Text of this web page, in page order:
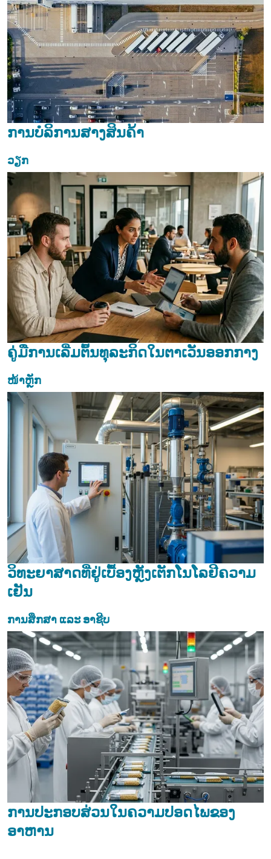
ການບໍລິການສາງສິນຄ້າ
ວຽກ
ຄູ່ມືການເລີ່ມຕົ້ນທຸລະກິດໃນຕາເວັນອອກກາງ
ໜ້າຫຼັກ
ວິທະຍາສາດທີ່ຢູ່ເບື້ອງຫຼັງເຕັກໂນໂລຢີຄວາມ
ເຢັນ
ການສຶກສາ ແລະ ອາຊີບ
ການປະກອບສ່ວນໃນຄວາມປອດໄພຂອງ
ອາຫານ